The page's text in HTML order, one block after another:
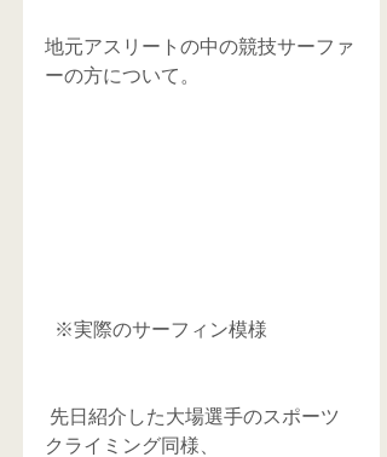
地元アスリートの中の競技サーファ
ーの方について。
  ※実際のサーフィン模様
クライミング同様、